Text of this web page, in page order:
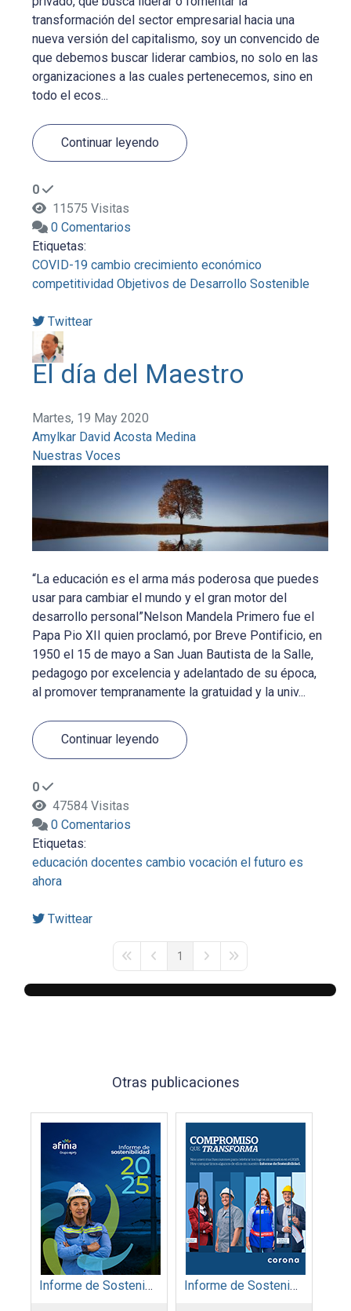
transformación del sector empresarial hacia una
nueva versión del capitalismo, soy un convencido de
que debemos buscar liderar cambios, no solo en las
organizaciones a las cuales pertenecemos, sino en
todo el ecos...
Continuar leyendo
0
11575 Visitas
0 Comentarios
Etiquetas:
COVID-19 cambio crecimiento económico
competitividad Objetivos de Desarrollo Sostenible
Twittear
El día del Maestro
Martes, 19 May 2020
Amylkar David Acosta Medina
Nuestras Voces
“La educación es el arma más poderosa que puedes
usar para cambiar el mundo y el gran motor del
desarrollo personal”Nelson Mandela Primero fue el
Papa Pio XII quien proclamó, por Breve Pontificio, en
1950 el 15 de mayo a San Juan Bautista de la Salle,
pedagogo por excelencia y adelantado de su época,
al promover tempranamente la gratuidad y la univ...
Continuar leyendo
0
47584 Visitas
0 Comentarios
Etiquetas:
educación docentes cambio vocación el futuro es
ahora
Twittear
First PagePrevious Page
1
Next PageLast Page
Otras publicaciones
Informe de Sostenibilidad 2025: Afinia filial del Grupo EPM Informe de Sostenibilidad 2025: Organización Corona